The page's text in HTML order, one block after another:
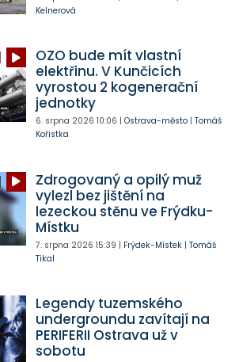
Kelnerová
OZO bude mít vlastní
elektřinu. V Kunčicích
vyrostou 2 kogenerační
jednotky
6. srpna 2026 10:06 | Ostrava-město| Tomáš
Kořistka
Zdrogovaný a opilý muž
vylezl bez jištění na
lezeckou stěnu ve Frýdku-
Místku
7. srpna 2026 15:39 | Frýdek-Místek| Tomáš
Tikal
Legendy tuzemského
undergroundu zavítají na
PERIFERII Ostrava už v
sobotu